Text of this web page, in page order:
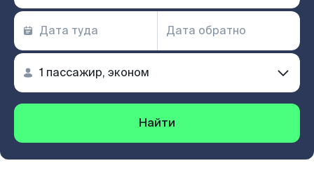
Найти